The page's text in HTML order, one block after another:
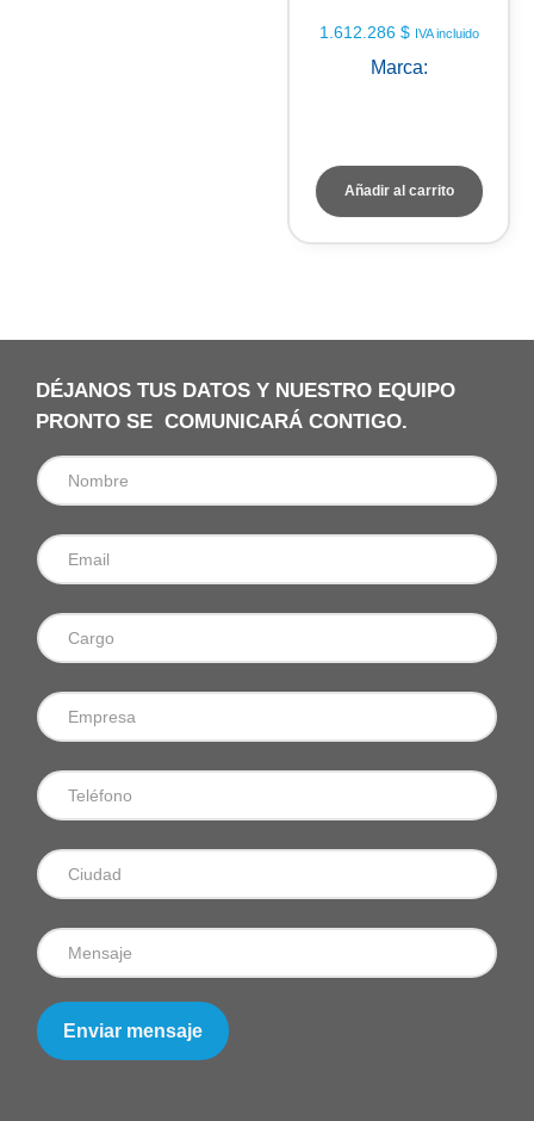
1.612.286 $ IVA incluido
Marca:
Añadir al carrito
DÉJANOS TUS DATOS Y NUESTRO EQUIPO
PRONTO SE COMUNICARÁ CONTIGO.